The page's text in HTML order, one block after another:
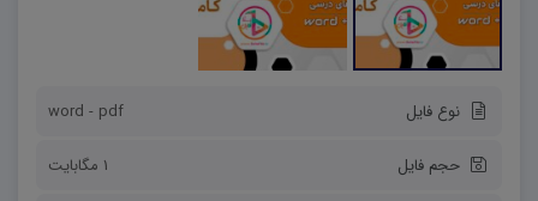
نوع فایل word - pdf
حجم فایل 1 مگابایت